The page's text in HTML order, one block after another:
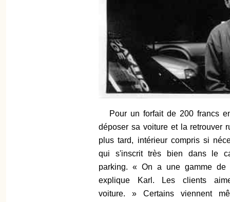
Pour un forfait de 200 francs
déposer sa voiture et la retrouver
plus tard, intérieur compris si
qui s'inscrit très bien dans le
parking. « On a une gamme de
explique Karl. Les clients
voiture. » Certains viennent